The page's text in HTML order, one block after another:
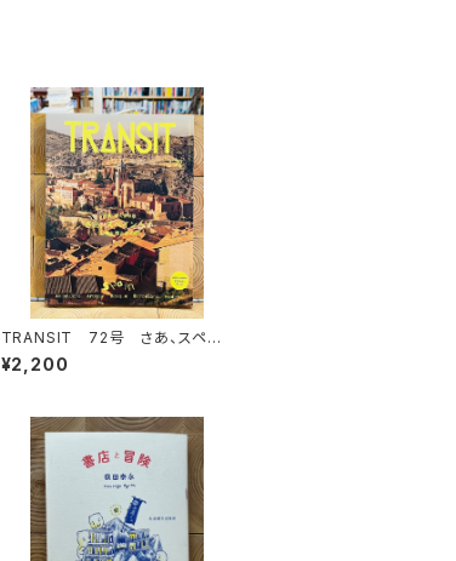
TRANSIT 72号 さあ、スペイ
ンへ！ 太陽と海と土の国
¥2,200